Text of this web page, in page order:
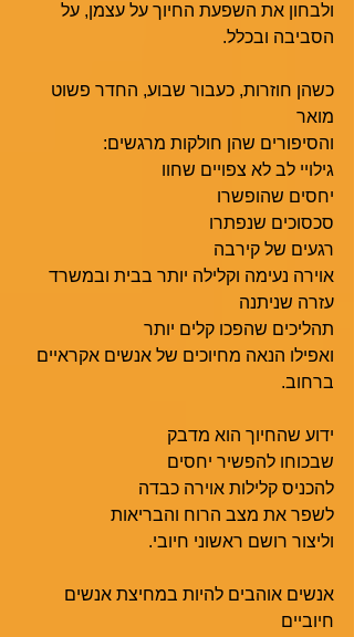
ולבחון את השפעת החיוך על עצמן, על
הסביבה ובכלל.
כשהן חוזרות, כעבור שבוע, החדר פשוט
מואר
והסיפורים שהן חולקות מרגשים:
גילויי לב לא צפויים שחוו
יחסים שהופשרו
סכסוכים שנפתרו
רגעים של קירבה
אוירה נעימה וקלילה יותר בבית ובמשרד
עזרה שניתנה
תהליכים שהפכו קלים יותר
ואפילו הנאה מחיוכים של אנשים אקראיים
ברחוב.
ידוע שהחיוך הוא מדבק
שבכוחו להפשיר יחסים
להכניס קלילות אוירה כבדה
לשפר את מצב הרוח והבריאות
וליצור רושם ראשוני חיובי.
אנשים אוהבים להיות במחיצת אנשים
חיוביים